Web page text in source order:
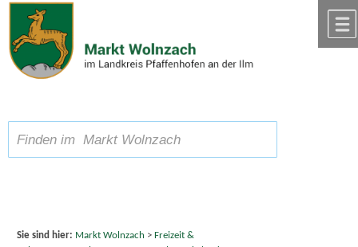
Zum Inhalt,zur Navigation
Schriftgröße A A A
Sie sind hier: Markt Wolnzach > Freizeit &